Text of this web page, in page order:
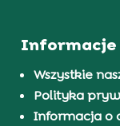
Informacje
Wszystkie
Polityka
Informacja o